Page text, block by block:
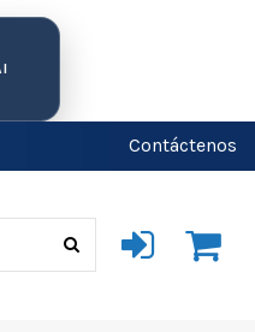
Contáctenos